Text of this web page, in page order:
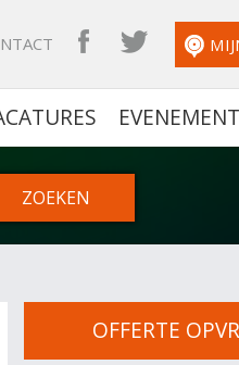
OPENMKB
OFFERTE